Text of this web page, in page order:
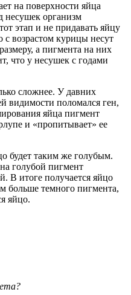
на поверхности яйца
несушек организм
этап и не придавать яйцу
с возрастом курицы несут
а пигмента на них
что у несушек с годами
сложнее. У давних
видимости поломался ген,
яйца пигмент
и «пропитывает» ее
будет таким же голубым.
голубой пигмент
В итоге получается яйцо
больше темного пигмента,
яйцо.